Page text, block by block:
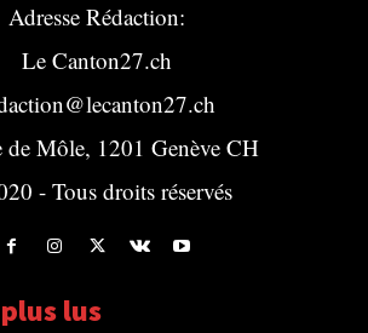
Adresse Rédaction:
Le Canton27.ch
de Môle, 1201 Genève CH
- Tous droits réservés
lus